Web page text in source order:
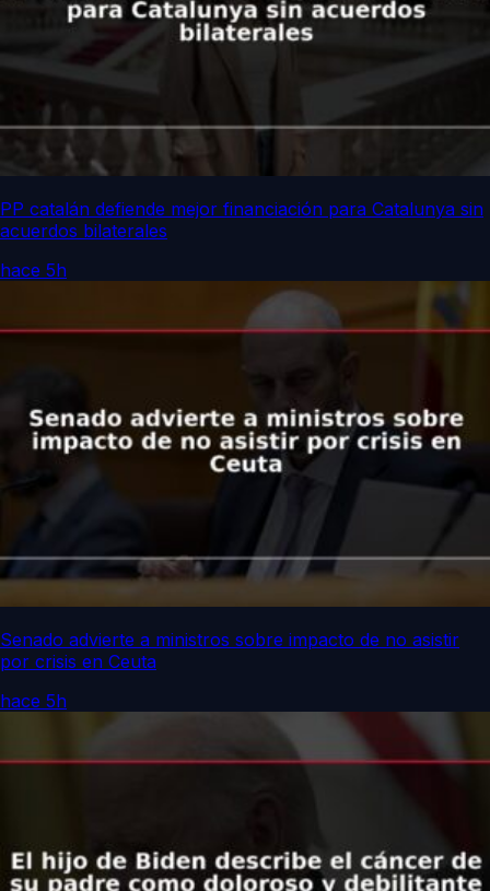
PP catalán defiende mejor financiación para Catalunya sin
acuerdos bilaterales
hace 5h
Senado advierte a ministros sobre impacto de no asistir
por crisis en Ceuta
hace 5h